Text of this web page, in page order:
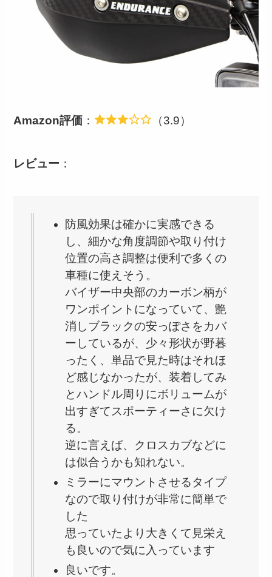
Amazon評価 ： （3.9）
レビュー ：
防風効果は確かに実感できる
し、細かな角度調節や取り付け
位置の高さ調整は便利で多くの
車種に使えそう。
バイザー中央部のカーボン柄が
ワンポイントになっていて、艶
消しブラックの安っぽさをカバ
ーしているが、少々形状が野暮
ったく、単品で見た時はそれほ
ど感じなかったが、装着してみ
とハンドル周りにボリュームが
出すぎてスポーティーさに欠け
る。
逆に言えば、クロスカブなどに
は似合うかも知れない。
ミラーにマウントさせるタイプ
なので取り付けが非常に簡単で
した
思っていたより大きくて見栄え
も良いので気に入っています
良いです。